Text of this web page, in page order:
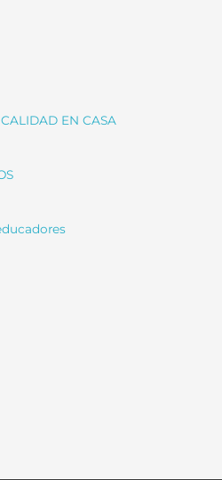
EN CASA